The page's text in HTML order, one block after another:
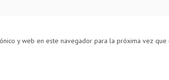
y web en este navegador para la próxima vez que